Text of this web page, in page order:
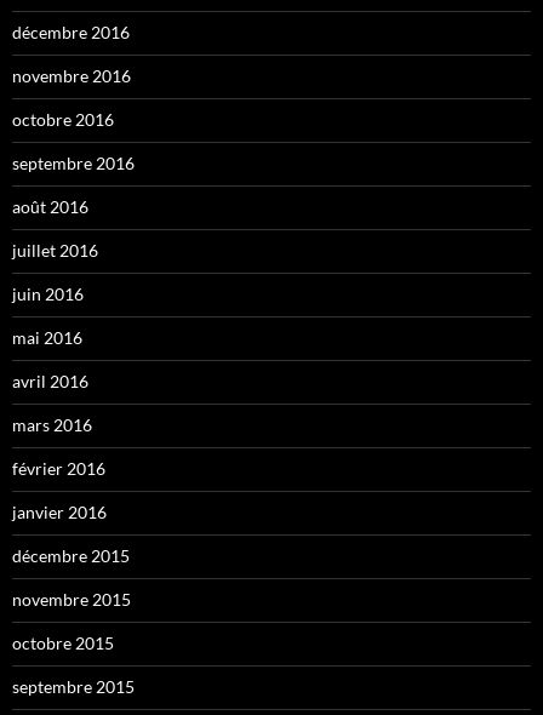
décembre 2016
novembre 2016
octobre 2016
septembre 2016
août 2016
juillet 2016
juin 2016
mai 2016
avril 2016
mars 2016
février 2016
janvier 2016
décembre 2015
novembre 2015
octobre 2015
septembre 2015